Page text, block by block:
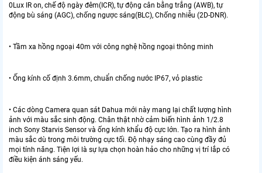
0Lux IR on, chế độ ngày đêm(ICR), tự động cân bằng trắng (AWB), tự
động bù sáng (AGC), chống ngược sáng(BLC), Chống nhiễu (2D-DNR).
• Tầm xa hồng ngoại 40m với công nghệ hồng ngoại thông minh
• Ống kính cố định 3.6mm, chuẩn chống nước IP67, vỏ plastic
• Các dòng Camera quan sát Dahua mới này mang lại chất lượng hình
ảnh với màu sắc sinh động. Chân thật nhờ cảm biến hình ảnh 1/2.8
inch Sony Starvis Sensor và ống kính khẩu độ cực lớn. Tạo ra hình ảnh
màu sắc dù trong môi trường cực tối. Độ nhạy sáng cao cùng đầy đủ
mọi tính năng. Tiện lợi là sự lựa chọn hoàn hảo cho những vị trí lắp có
điều kiện ánh sáng yếu.